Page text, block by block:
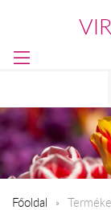
Főoldal